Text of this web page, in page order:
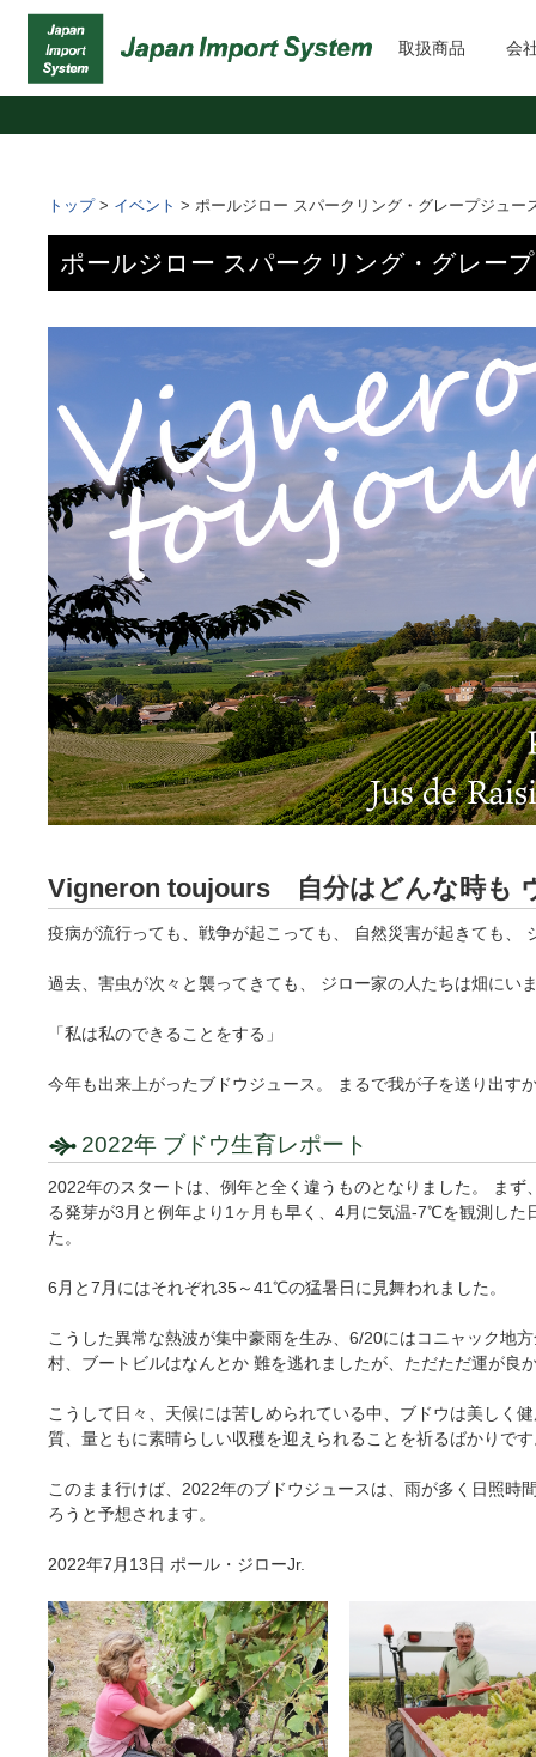
取扱商品 会
トップ> イベント > ポールジロー スパークリング・グレープジュー
ポールジロー スパークリング・グレー
Vigneron toujours 自分はどんな時も
疫病が流行っても、戦争が起こっても、 自然災害が起きても、
過去、害虫が次々と襲ってきても、 ジロー家の人たちは畑にい
「私は私のできることをする」
今年も出来上がったブドウジュース。 まるで我が子を送り出す
2022年 ブドウ生育レポート
2022年のスタートは、例年と全く違うものとなりました。 ま
る発芽が3月と例年より1ヶ月も早く、4月に気温-7℃を観測し
た。
6月と7月にはそれぞれ35～41℃の猛暑日に見舞われました。
こうした異常な熱波が集中豪雨を生み、6/20にはコニャック地
村、ブートビルはなんとか 難を逃れましたが、ただただ運が良
こうして日々、天候には苦しめられている中、ブドウは美しく
質、量ともに素晴らしい収穫を迎えられることを祈るばかりで
このまま行けば、2022年のブドウジュースは、雨が多く日照時
ろうと予想されます。
2022年7月13日 ポール・ジローJr.